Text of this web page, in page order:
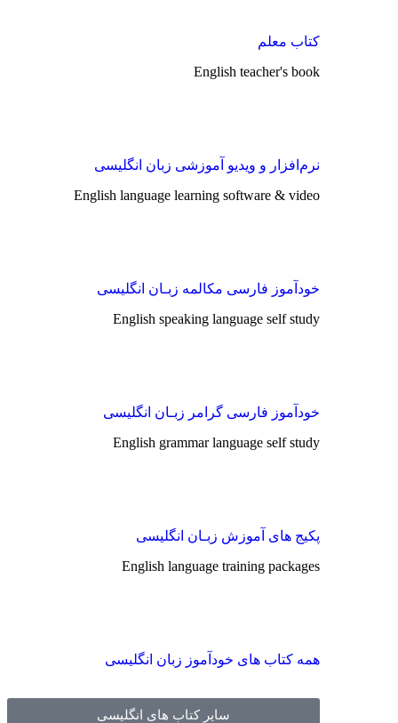
کتاب معلم
English teacher's book
نرم‌افزار و ویدیو آموزشی زبان انگلیسی
English language learning software & video
خودآموز فارسی مکالمه زبـان انگلیسی
English speaking language self study
خودآموز فارسی گرامر زبـان انگلیسی
English grammar language self study
پکیج های آموزش زبـان انگلیسی
English language training packages
همه کتاب های خودآموز زبان انگلیسی
سایر کتاب های انگلیسی